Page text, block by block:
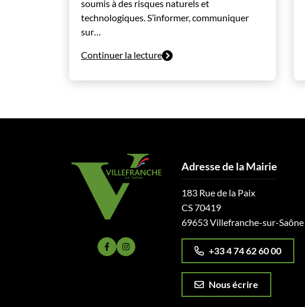
soumis à des risques naturels et
technologiques. S’informer, communiquer
sur…
Continuer la lecture
Lien vers le compte Facebook
Lien vers le compte Instagram
Adresse de la Mairie
183 Rue de la Paix
CS 70419
69653 Villefranche-sur-Saône
+33 4 74 62 60 00
Nous écrire